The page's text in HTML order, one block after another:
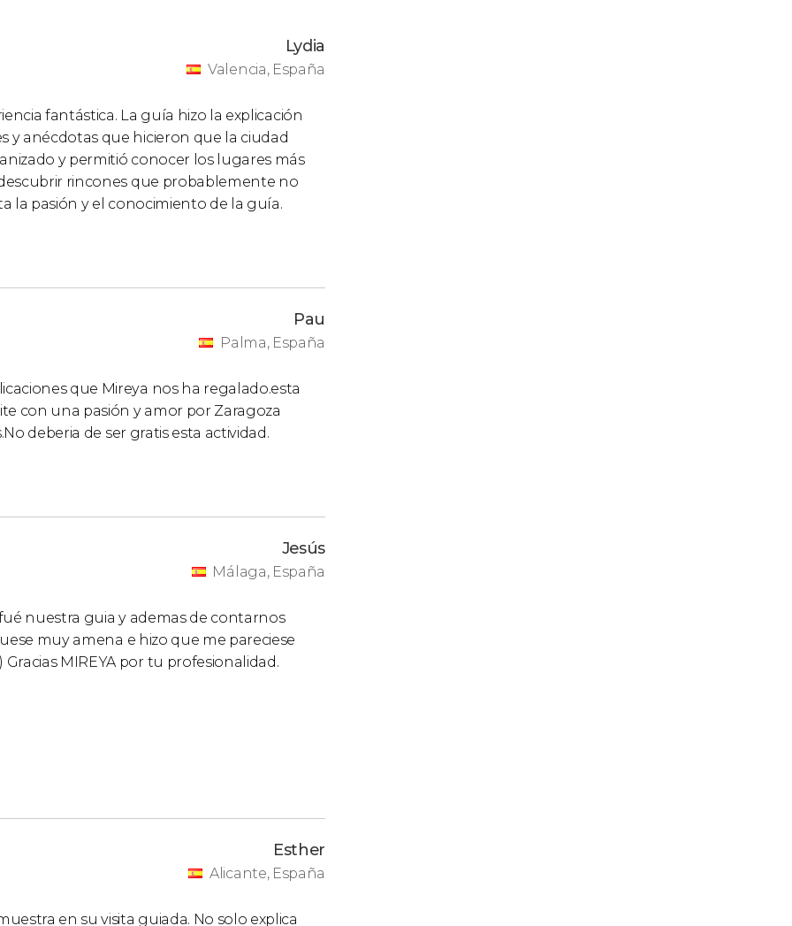
Lydia
Valencia, España
fantástica. La guía hizo la explicación
y anécdotas que hicieron que la ciudad
y permitió conocer los lugares más
rincones que probablemente no
la pasión y el conocimiento de la guía.
Pau
Palma, España
que Mireya nos ha regalado.esta
con una pasión y amor por Zaragoza
deberia de ser gratis esta actividad.
Jesús
Málaga, España
nuestra guia y ademas de contarnos
muy amena e hizo que me pareciese
MIREYA por tu profesionalidad.
Esther
Alicante, España
en su visita guiada. No solo explica